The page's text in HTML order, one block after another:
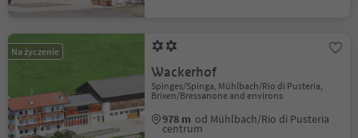
Na życzenie
Wackerhof
Spinges/Spinga, Mühlbach/Rio di Pusteria,
Brixen/Bressanone and environs
978 m od Mühlbach/Rio di Pusteria
centrum